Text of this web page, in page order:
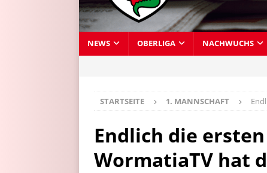
NEWS OBERLIGA NACHWUCHS
STARTSEITE 1. MANNSCHAFT
Endlich die
WormatiaTV hat